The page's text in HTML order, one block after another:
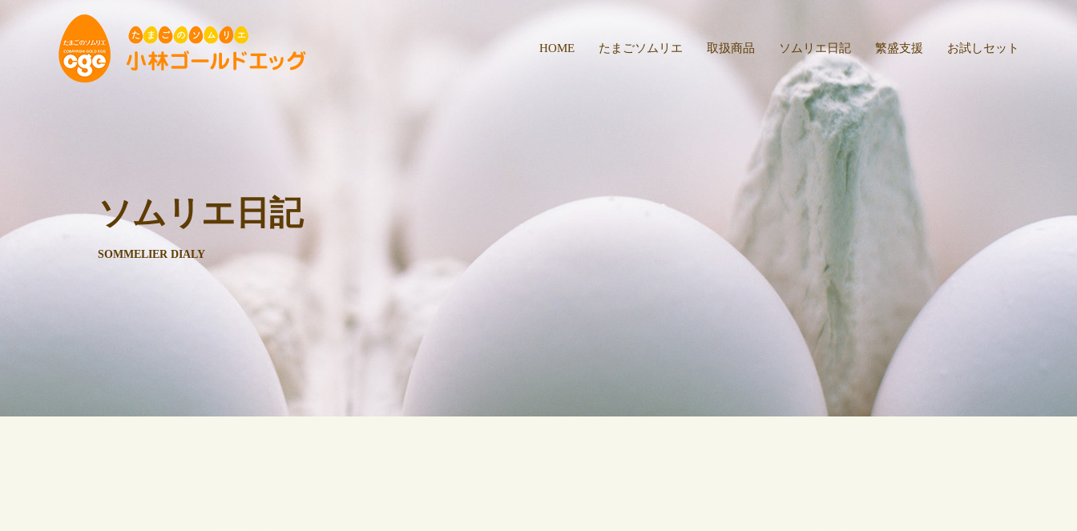
HOME たまごソムリエ 取扱商品 ソムリエ日記 繁盛支援 お試しセット
ソムリエ日記
SOMMELIER DIALY